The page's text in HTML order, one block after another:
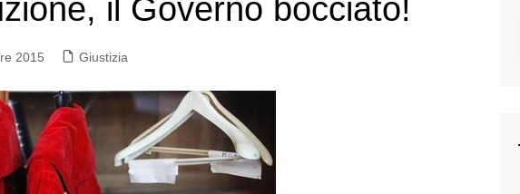
Agricoltura e agroalimentare
Antimafia
Attività produttive
Bilancio
Comunicazioni e Vigilanza
Rai
il Governo bocciato!
2015 Giustizia